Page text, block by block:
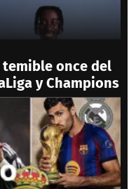
once del
y Champions